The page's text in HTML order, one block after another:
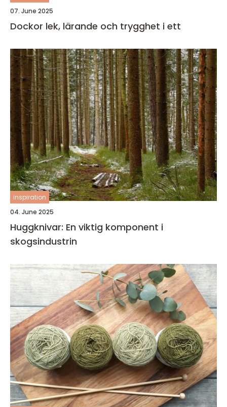
07. June 2025
Dockor lek, lärande och trygghet i ett
inspiration
04. June 2025
Huggknivar: En viktig komponent i
skogsindustrin